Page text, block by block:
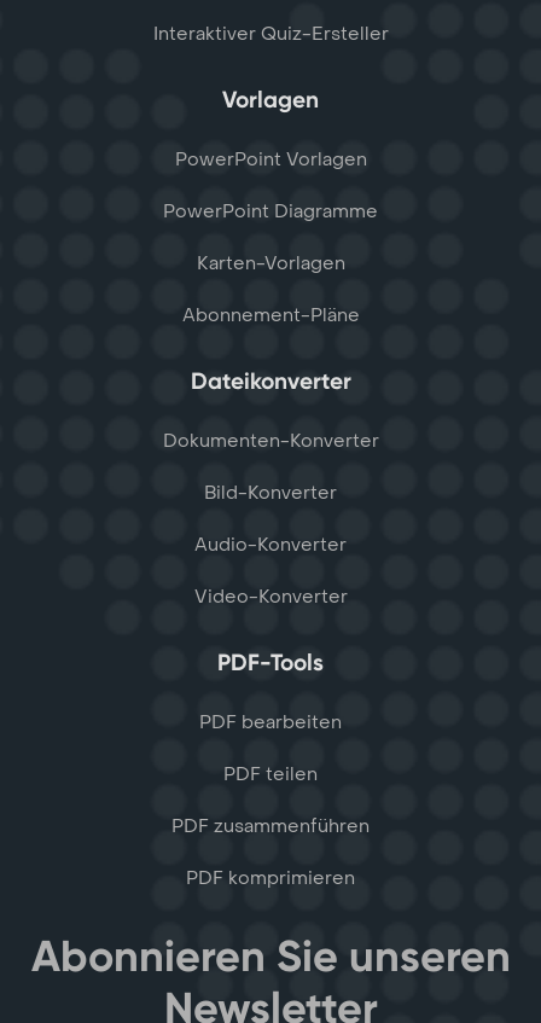
Interaktiver Quiz-Ersteller
Vorlagen
PowerPoint Vorlagen
PowerPoint Diagramme
Karten-Vorlagen
Abonnement-Pläne
Dateikonverter
Dokumenten-Konverter
Bild-Konverter
Audio-Konverter
Video-Konverter
PDF-Tools
PDF bearbeiten
PDF teilen
PDF zusammenführen
PDF komprimieren
Abonnieren Sie unseren
Newsletter